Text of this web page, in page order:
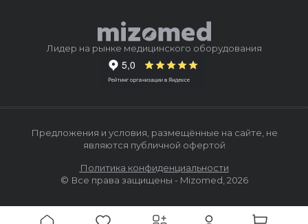
Лидер на рынке медицинского оборудования
Предложения и условия, размещённые на сайте, не
являются публичной офертой
Политика конфиденциальности
© Все права защищены - Mizomed, 2026